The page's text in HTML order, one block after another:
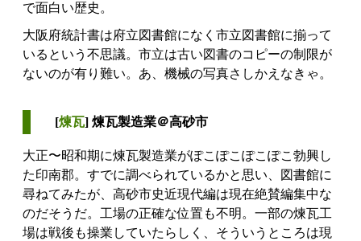
で面白い歴史。
大阪府統計書は府立図書館になく市立図書館に揃って
いるという不思議。市立は古い図書のコピーの制限が
ないのが有り難い。あ、機械の写真さしかえなきゃ。
[煉瓦] 煉瓦製造業＠高砂市
大正〜昭和期に煉瓦製造業がぽこぽこぽこぽこ勃興し
た印南郡。すでに調べられているかと思い、図書館に
尋ねてみたが、高砂市史近現代編は現在絶賛編集中な
のだそうだ。工場の正確な位置も不明。一部の煉瓦工
場は戦後も操業していたらしく、そういうところは現